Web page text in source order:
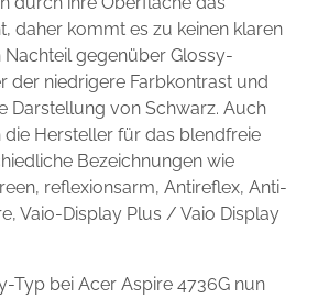
daher kommt es zu keinen klaren
Nachteil gegenüber Glossy-
der niedrigere Farbkontrast und
Darstellung von Schwarz. Auch
die Hersteller für das blendfreie
Bezeichnungen wie
reflexionsarm, Antireflex, Anti-
Vaio-Display Plus / Vaio Display
Typ bei Acer Aspire 4736G nun